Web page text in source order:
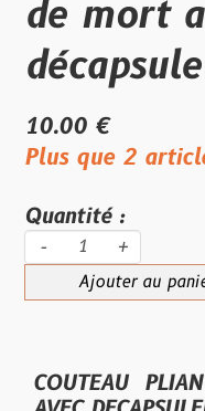
de mort
10.00 €
Plus que 2
Quantité :
- +
Ajouter au
COUTEAU